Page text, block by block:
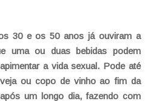
30 e os 50 anos já ouviram a
uma ou duas bebidas podem
a vida sexual. Pode até
ou copo de vinho ao fim da
um longo dia, fazendo com